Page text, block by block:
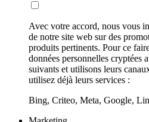
Avec votre accord, nous vous
de notre site web sur des
produits pertinents. Pour ce
données personnelles cryptées
suivants et utilisons leurs
utilisez déjà leurs services :
Bing, Criteo, Meta, Google,